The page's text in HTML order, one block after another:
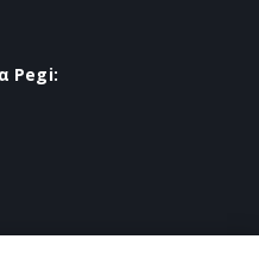
Pegi: